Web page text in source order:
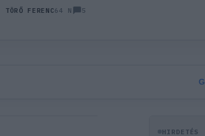
TÖRŐ FERENC64 N 5
G
HIRDETÉS